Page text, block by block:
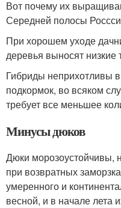
Вот почему их
Середней полосы
При хорошем уходе
деревья выносят низкие
Гибриды неприхотливы
подкормок, во всяком
требует все меньшее
Минусы дюков
Дюки морозоустойчивы,
при возвратных
умеренного и
весной, и в начале лета